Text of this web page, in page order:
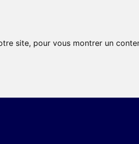
site, pour vous montrer un